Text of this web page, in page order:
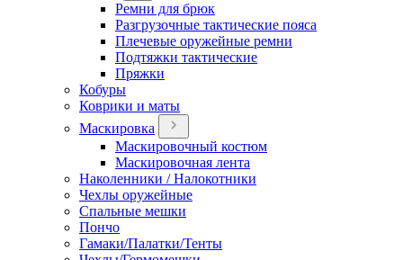
Ремни для брюк
Разгрузочные тактические пояса
Плечевые оружейные ремни
Подтяжки тактические
Пряжки
Кобуры
Коврики и маты
Маскировка
Маскировочный костюм
Маскировочная лента
Наколенники / Налокотники
Чехлы оружейные
Спальные мешки
Пончо
Гамаки/Палатки/Тенты